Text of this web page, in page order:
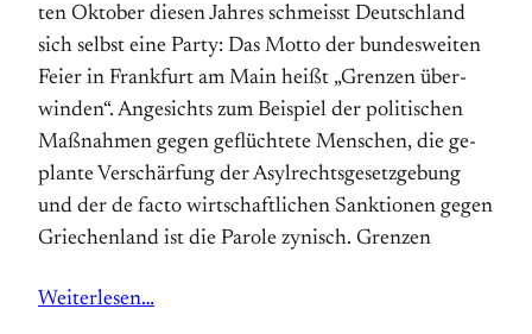
ten Ok­to­ber diesen Jahres schmeisst Deutschland
sich selbst eine Party: Das Mot­to der bun­des­weiten
Feier in Frank­furt am Main heißt „Gren­zen über­
win­den“. An­ge­sichts zum Beispiel der poli­ti­schen
Maß­nahmen gegen ge­flüch­tete Men­schen, die ge­
plan­te Ver­schär­fung der Asyl­rechts­gesetz­gebung
und der de facto wirt­schaft­lichen Sank­tionen gegen
Griechen­land ist die Pa­ro­le zy­nisch. Gren­zen
Weiterlesen…